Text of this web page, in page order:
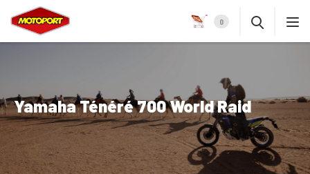
0
Yamaha Ténéré 700 World Raid